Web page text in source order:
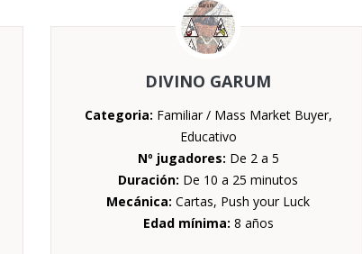
DIVINO GARUM
Categoria: Familiar / Mass Market Buyer,
Educativo
Nº jugadores: De 2 a 5
Duración: De 10 a 25 minutos
Mecánica: Cartas, Push your Luck
Edad mínima: 8 años